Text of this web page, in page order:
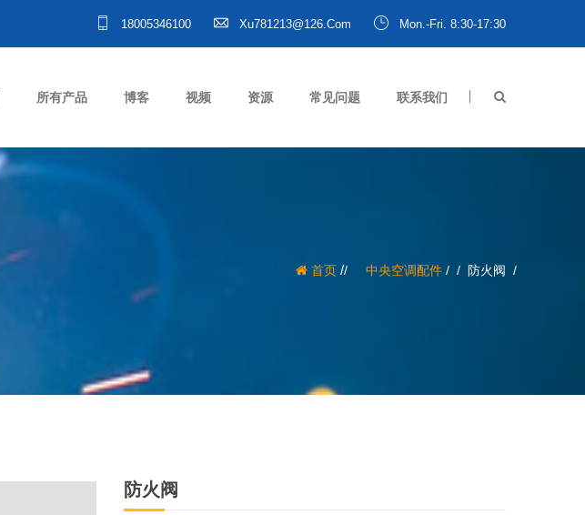
18005346100 Xu781213@126.com Mon.-Fri. 8:30-17:30
所有产品 博客 视频 资源 常见问题 联系我们
首页 / 中央空调配件 / 防火阀
防火阀